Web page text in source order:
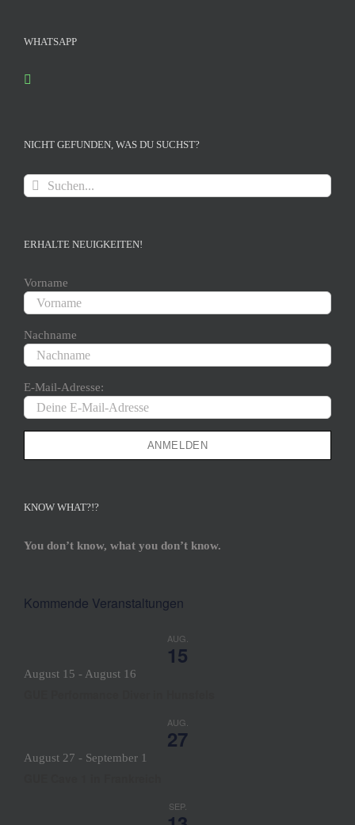
WHATSAPP
NICHT GEFUNDEN, WAS DU SUCHST?
Suche
nach:
ERHALTE NEUIGKEITEN!
Vorname
Nachname
E-Mail-Adresse:
KNOW WHAT?!?
You don’t know, what you don’t know.
Kommende Veranstaltungen
AUG.
15
August 15 - August 16
AUG.
27
August 27 - September 1
SEP.